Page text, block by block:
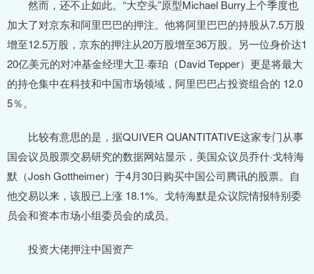
然而，还不止如此。“大空头”原型Michael Burry上个季度也
加大了对京东和阿里巴巴的押注。他将阿里巴巴的持股从7.5万股
增至12.5万股，京东的押注从20万股增至36万股。另一位身价达1
20亿美元的对冲基金经理大卫·泰珀（David Tepper）更是将最大
的持仓集中在科技和中国市场领域，阿里巴巴占投资组合的 12.0
5％。
比较有意思的是，据QUIVER QUANTITATIVE这家专门从事
国会议员股票交易研究的数据网站显示，美国众议员乔什·戈特海
默（Josh Gottheimer）于4月30日购买中国公司腾讯的股票。自
他交易以来，该股已上涨 18.1%。戈特海默是众议院情报特别委
员会和资本市场小组委员会的成员。
投资大佬押注中国资产